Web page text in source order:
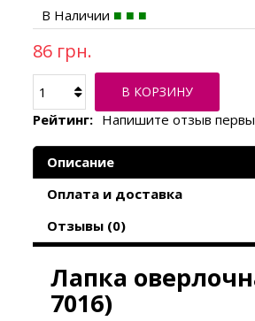
В Наличии
86 грн.
В КОРЗИНУ
Рейтинг: Напишите отзыв
Описание
Оплата и доставка
Отзывы (0)
Лапка
7016)